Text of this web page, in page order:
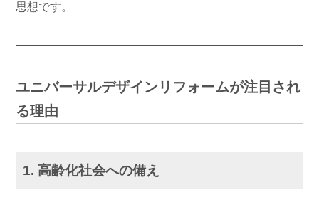
思想です。
ユニバーサルデザインリフォームが注目され
る理由
1. 高齢化社会への備え